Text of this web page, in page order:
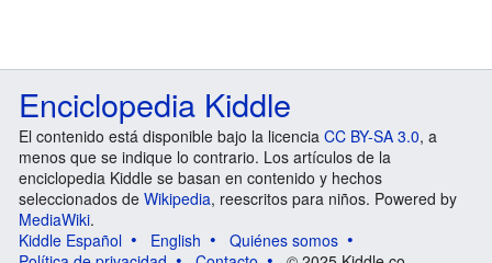
Enciclopedia Kiddle
El contenido está disponible bajo la licencia CC BY-SA 3.0, a
menos que se indique lo contrario. Los artículos de la
enciclopedia Kiddle se basan en contenido y hechos
seleccionados de Wikipedia, reescritos para niños. Powered by
MediaWiki.
Kiddle Español
English
Quiénes somos